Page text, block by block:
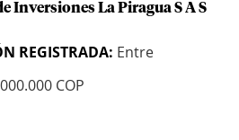
Inversiones La Piragua S A S
REGISTRADA: Entre
COP